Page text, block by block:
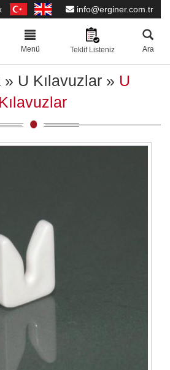
info@erginer.com.tr
Toggle
navigation
Menü Teklif Listeniz Ara
» U Kılavuzlar» U
Kılavuzlar